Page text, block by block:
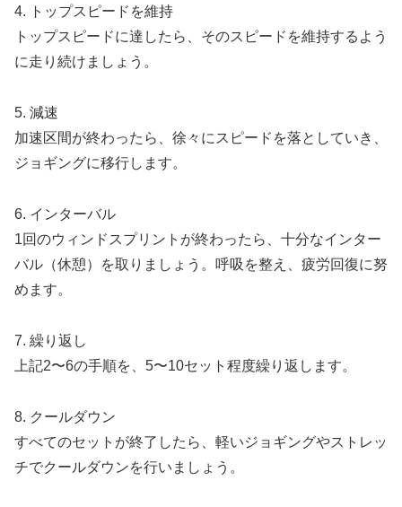
4.
トップスピードを維持
トップスピードに達したら、 そのスピードを維持するよう
に走り続けましょう。
5. 減速
加速区間が終わったら、 徐々にスピードを落としていき
ジョギングに移行します。
6. インターバル
1回のウィンドスプリントが終わったら、 十分なインター
バル（休憩）
を取りましょう。呼吸を整え、疲労回復に努
めます。
7. 繰り返し
上記2〜6の手順を、 5〜10セット 程度繰り返します。
8. クールダウン
すべてのセットが終了したら、軽いジョギングやストレッ
チでクールダウンを行いましょう。